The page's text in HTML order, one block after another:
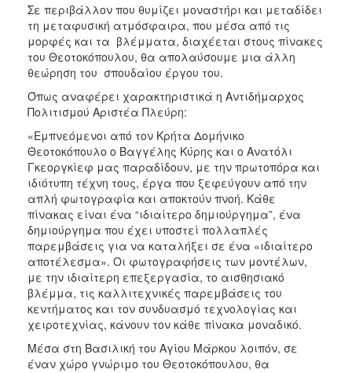
Σε περιβάλλον που θυμίζει μοναστήρι και μεταδίδει
τη μεταφυσική ατμόσφαιρα, που μέσα από τις
μορφές και τα βλέμματα, διαχέεται στους πίνακες
του Θεοτοκόπουλου, θα απολαύσουμε μια άλλη
θεώρηση του σπουδαίου έργου του.
Όπως αναφέρει χαρακτηριστικά η Αντιδήμαρχος
Πολιτισμού Αριστέα Πλεύρη:
«Εμπνεόμενοι από τον Κρήτα Δομήνικο
Θεοτοκόπουλο ο Βαγγέλης Κύρης και ο Ανατόλι
Γκεοργκίεφ μας παραδίδουν, με την πρωτοπόρα και
ιδιότυπη τέχνη τους, έργα που ξεφεύγουν από την
απλή φωτογραφία και αποκτούν πνοή. Κάθε
πίνακας είναι ένα “ιδιαίτερο δημιούργημα”, ένα
δημιούργημα που έχει υποστεί πολλαπλές
παρεμβάσεις για να καταλήξει σε ένα «ιδιαίτερο
αποτέλεσμα». Οι φωτογραφήσεις των μοντέλων,
με την ιδιαίτερη επεξεργασία, το αισθησιακό
βλέμμα, τις καλλιτεχνικές παρεμβάσεις του
κεντήματος και τον συνδυασμό τεχνολογίας και
χειροτεχνίας, κάνουν τον κάθε πίνακα μοναδικό.
Μέσα στη Βασιλική του Αγίου Μάρκου λοιπόν, σε
έναν χώρο γνώριμο του Θεοτοκόπουλου, θα